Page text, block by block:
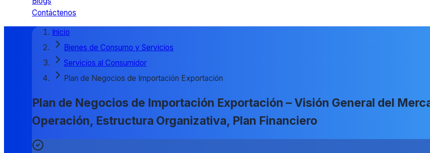
Contáctenos
Inicio
Bienes de Consumo y Servicios
Servicios al Consumidor
Plan de Negocios de Importación Exportación
Plan de Negocios de Importación Exportación – Visión General del
Operación, Estructura Organizativa, Plan Financiero